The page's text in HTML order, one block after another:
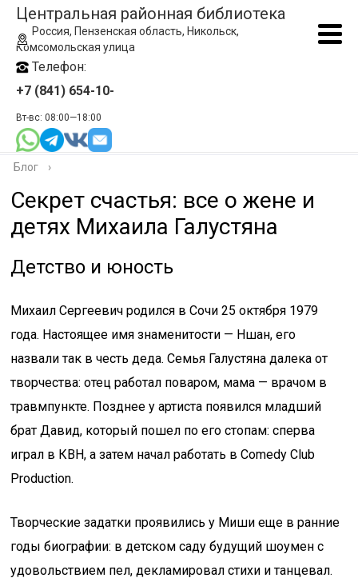
Центральная районная библиотека
Россия, Пензенская область, Никольск,
Комсомольская улица
Телефон:
+7 (841) 654-10-
Вт-вс: 08:00—18:00
Блог ›
Секрет счастья: все о жене и
детях Михаила Галустяна
Детство и юность
Михаил Сергеевич родился в Сочи 25 октября 1979
года. Настоящее имя знаменитости — Ншан, его
назвали так в честь деда. Семья Галустяна далека от
творчества: отец работал поваром, мама — врачом в
травмпункте. Позднее у артиста появился младший
брат Давид, который пошел по его стопам: сперва
играл в КВН, а затем начал работать в Comedy Club
Production.
Творческие задатки проявились у Миши еще в ранние
годы биографии: в детском саду будущий шоумен с
удовольствием пел, декламировал стихи и танцевал.